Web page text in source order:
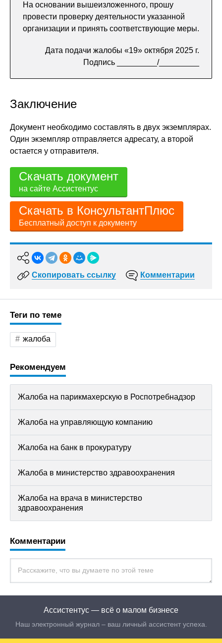
На основании вышеизложенного, прошу
провести проверку деятельности указанной
организации и принять соответствующие меры.
Дата подачи жалобы «19» октября 2025 г.
Подпись _________/_________
Заключение
Документ необходимо составлять в двух экземплярах.
Один экземпляр отправляется адресату, а второй
остается у отправителя.
Скачать документ
на сайте Ассистентус
Скачать в КонсультантПлюс
Бесплатный доступ к документу
Скопировать ссылку Комментарии
Теги по теме
жалоба
Рекомендуем
Жалоба на парикмахерскую в Роспотребнадзор
Жалоба на управляющую компанию
Жалоба на банк в прокуратуру
Жалоба в министерство здравоохранения
Жалоба на врача в министерство
здравоохранения
Комментарии
Ассистентус — всё о малом бизнесе
Наш электронный журнал – ваш личный ассистент успеха.